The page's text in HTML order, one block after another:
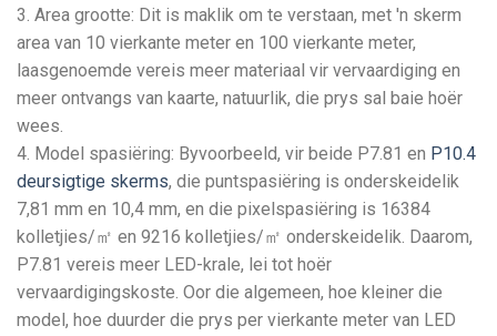
3. Area grootte: Dit is maklik om te verstaan, met 'n skerm
area van 10 vierkante meter en 100 vierkante meter,
laasgenoemde vereis meer materiaal vir vervaardiging en
meer ontvangs van kaarte, natuurlik, die prys sal baie hoër
wees.
4. Model spasiëring: Byvoorbeeld, vir beide P7.81 en P10.4
deursigtige skerms, die puntspasiëring is onderskeidelik
7,81 mm en 10,4 mm, en die pixelspasiëring is 16384
kolletjies/㎡ en 9216 kolletjies/㎡ onderskeidelik. Daarom,
P7.81 vereis meer LED-krale, lei tot hoër
vervaardigingskoste. Oor die algemeen, hoe kleiner die
model, hoe duurder die prys per vierkante meter van LED